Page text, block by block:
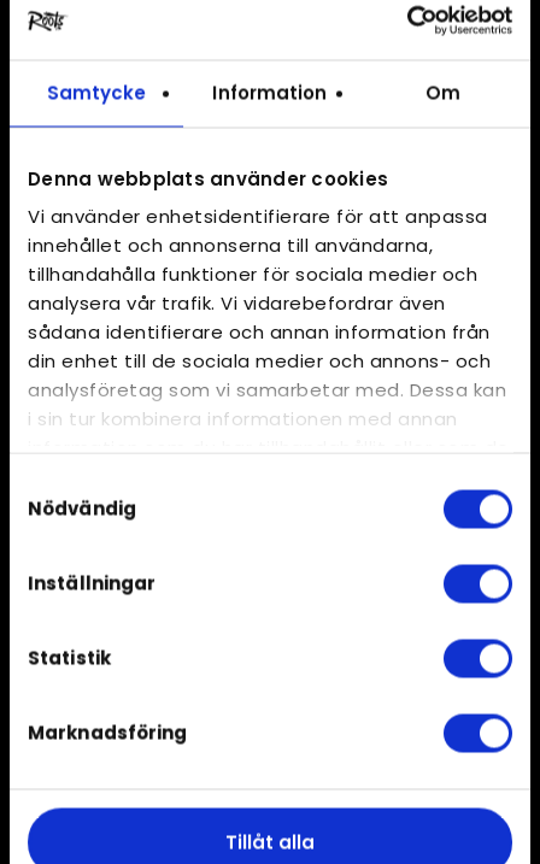
Samtycke Information Om
Denna webbplats använder cookies
Vi använder enhetsidentifierare för att anpassa
innehållet och annonserna till användarna,
tillhandahålla funktioner för sociala medier och
analysera vår trafik. Vi vidarebefordrar även
sådana identifierare och annan information från
din enhet till de sociala medier och annons- och
analysföretag som vi samarbetar med. Dessa kan
i sin tur kombinera informationen med annan
Nödvändig
Inställningar
Statistik
Marknadsföring
Tillåt alla
Produkter
Skalad & skuren morot
Svensk potatis
Svensk vac potatis
Just nu